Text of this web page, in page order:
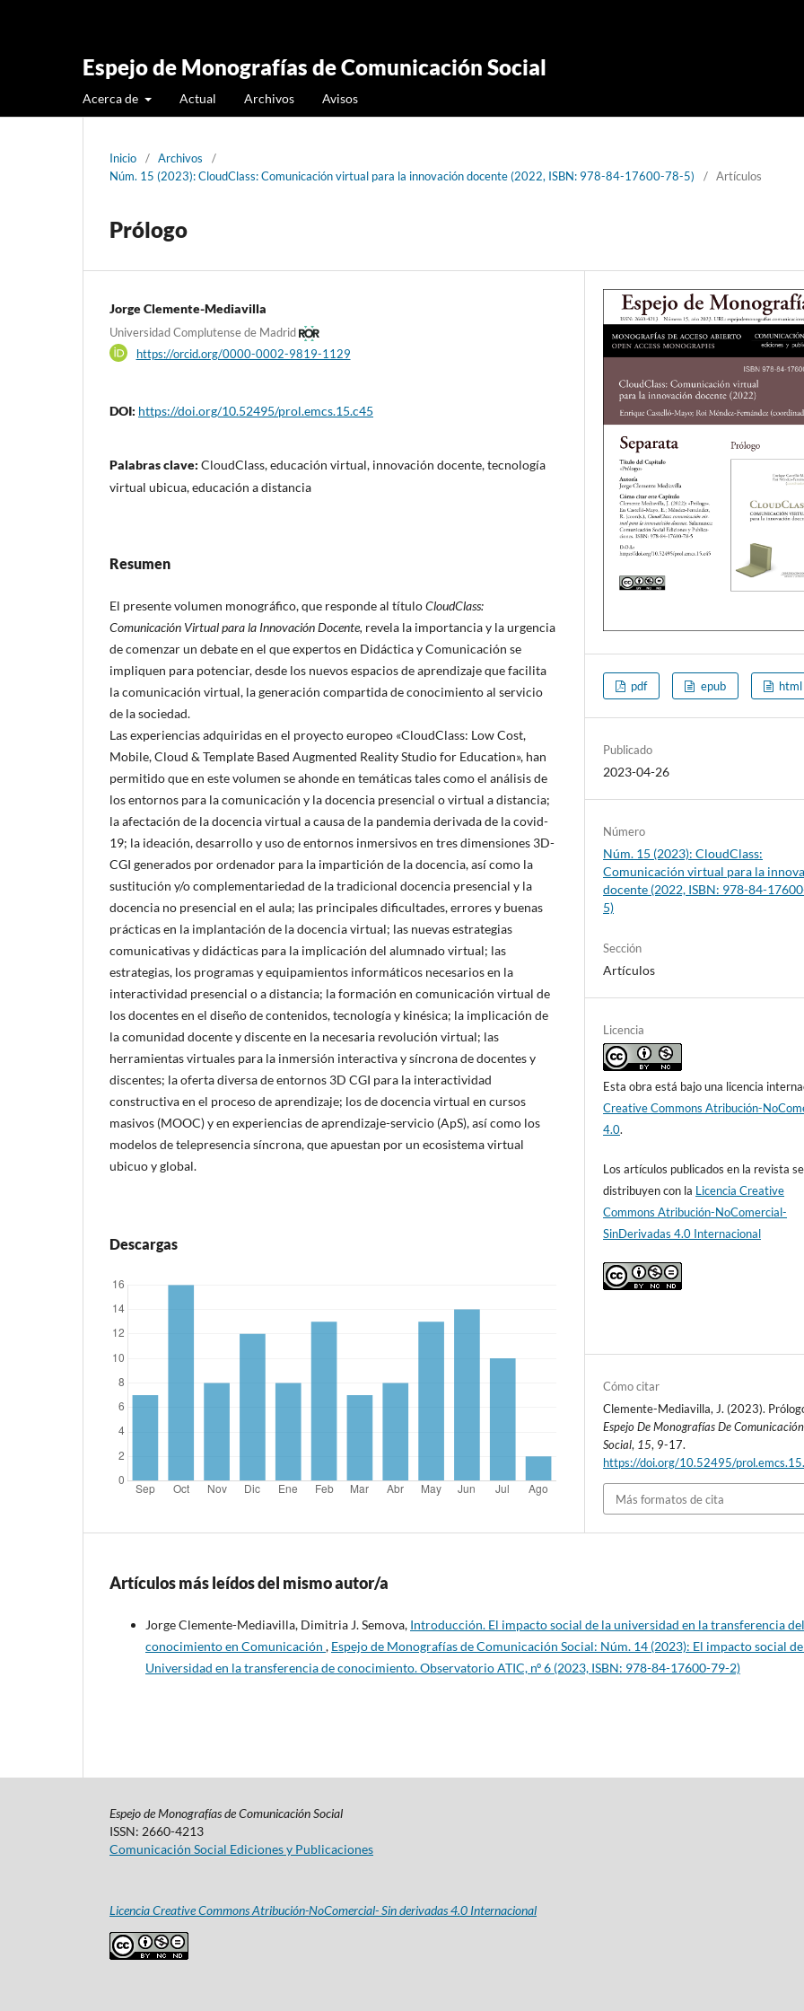
Espejo de Monografías de Comunicación Social
Acerca de Actual Archivos Avisos
Inicio / Archivos
/
Núm. 15 (2023): CloudClass: Comunicación virtual para la innovación docente (2022, ISBN: 978-84-17600-78-5)
/ Artículos
Prólogo
Jorge Clemente-Mediavilla
Universidad Complutense de Madrid
https://orcid.org/0000-0002-9819-1129
DOI: https://doi.org/10.52495/prol.emcs.15.c45
Palabras clave: CloudClass, educación virtual, innovación docente, tecnología
virtual ubicua, educación a distancia
Resumen
El presente volumen monográfico, que responde al títuloCloudClass:
Comunicación Virtual para la Innovación Docente, revela la importancia y la urgencia
de comenzar un debate en el que expertos en Didáctica y Comunicación se
impliquen para potenciar, desde los nuevos espacios de aprendizaje que facilita
la comunicación virtual, la generación compartida de conocimiento al servicio
de la sociedad.
Las experiencias adquiridas en el proyecto europeo «CloudClass: Low Cost,
Mobile, Cloud & Template Based Augmented Reality Studio for Education», han
permitido que en este volumen se ahonde en temáticas tales como el análisis de
los entornos para la comunicación y la docencia presencial o virtual a distancia;
la afectación de la docencia virtual a causa de la pandemia derivada de la covid-
19; la ideación, desarrollo y uso de entornos inmersivos en tres dimensiones 3D-
CGI generados por ordenador para la impartición de la docencia, así como la
sustitución y/o complementariedad de la tradicional docencia presencial y la
docencia no presencial en el aula; las principales dificultades, errores y buenas
prácticas en la implantación de la docencia virtual; las nuevas estrategias
comunicativas y didácticas para la implicación del alumnado virtual; las
estrategias, los programas y equipamientos informáticos necesarios en la
interactividad presencial o a distancia; la formación en comunicación virtual de
los docentes en el diseño de contenidos, tecnología y kinésica; la implicación de
la comunidad docente y discente en la necesaria revolución virtual; las
herramientas virtuales para la inmersión interactiva y síncrona de docentes y
discentes; la oferta diversa de entornos 3D CGI para la interactividad
constructiva en el proceso de aprendizaje; los de docencia virtual en cursos
masivos (MOOC) y en experiencias de aprendizaje-servicio (ApS), así como los
modelos de telepresencia síncrona, que apuestan por un ecosistema virtual
ubicuo y global.
Descargas
pdf epub html
Publicado
2023-04-26
Número
Núm. 15 (2023): CloudClass:
Comunicación virtual para la
docente (2022, ISBN: 978-84-
5)
Sección
Artículos
Licencia
Esta obra está bajo una licencia
Creative Commons Atribución-
4.0.
Los artículos publicados en la revista se
distribuyen con la Licencia Creative
Commons Atribución-NoComercial-
SinDerivadas 4.0 Internacional
Cómo citar
Clemente-Mediavilla, J. (2023).
Espejo De Monografías De Comunicación
Social, 15, 9-17.
https://doi.org/10.52495/
Más formatos de cita
Artículos más leídos del mismo autor/a
Jorge Clemente-Mediavilla, Dimitria J. Semova, Introducción. El impacto social de la universidad en la transferencia del
conocimiento en Comunicación , Espejo de Monografías de Comunicación Social: Núm. 14 (2023): El impacto social
Universidad en la transferencia de conocimiento. Observatorio ATIC, nº 6 (2023, ISBN: 978-84-17600-79-2)
Espejo de Monografías de Comunicación Social
ISSN: 2660-4213
Comunicación Social Ediciones y Publicaciones
Licencia Creative Commons Atribución-NoComercial- Sin derivadas 4.0 Internacional